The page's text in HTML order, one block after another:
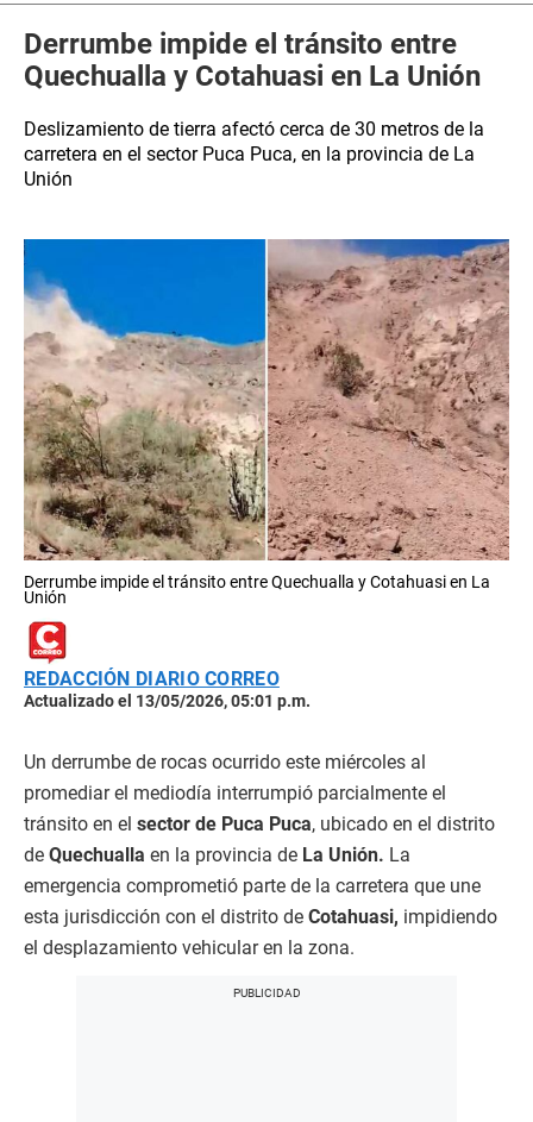
Derrumbe impide el tránsito entre
Quechualla y Cotahuasi en La Unión
Deslizamiento de tierra afectó cerca de 30 metros de la
carretera en el sector Puca Puca, en la provincia de La
Unión
Derrumbe impide el tránsito entre Quechualla y Cotahuasi en La
Unión
REDACCIÓN DIARIO CORREO
Actualizado el 13/05/2026, 05:01 p.m.
Un derrumbe de rocas ocurrido este miércoles al
promediar el mediodía interrumpió parcialmente el
tránsito en el sector de Puca Puca, ubicado en el distrito
de Quechualla en la provincia de La Unión. La
emergencia comprometió parte de la carretera que une
esta jurisdicción con el distrito de Cotahuasi, impidiendo
el desplazamiento vehicular en la zona.